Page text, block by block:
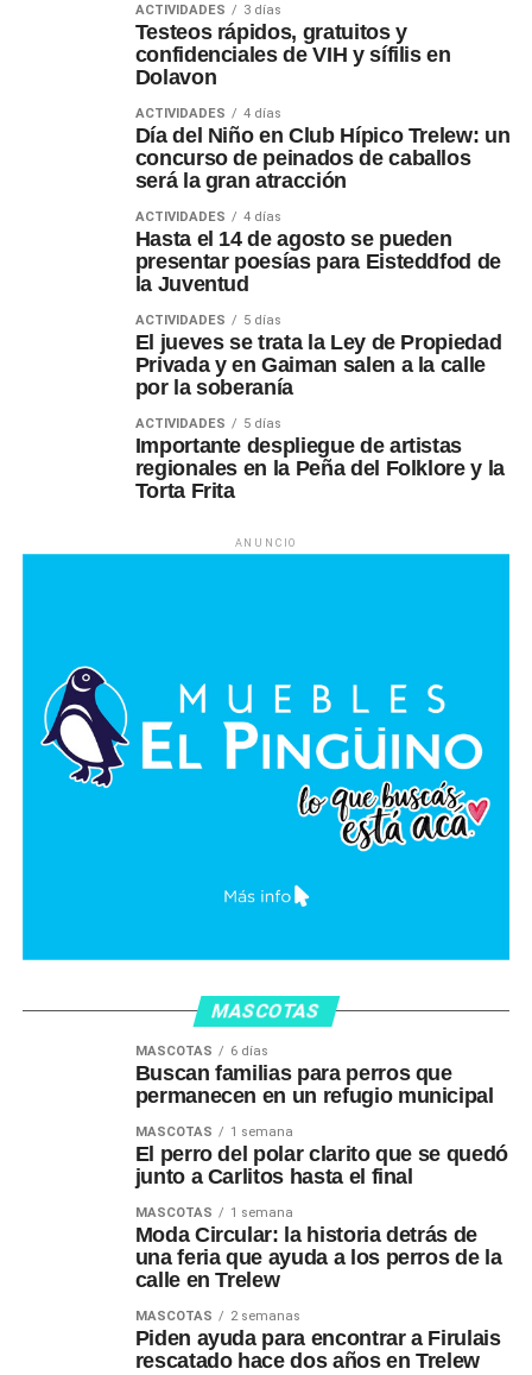
ACTIVIDADES 3 días
Testeos rápidos, gratuitos y
confidenciales de VIH y sífilis en
Dolavon
ACTIVIDADES 4 días
Día del Niño en Club Hípico Trelew: un
concurso de peinados de caballos
será la gran atracción
ACTIVIDADES 4 días
Hasta el 14 de agosto se pueden
presentar poesías para Eisteddfod de
la Juventud
ACTIVIDADES 5 días
El jueves se trata la Ley de Propiedad
Privada y en Gaiman salen a la calle
por la soberanía
ACTIVIDADES 5 días
Importante despliegue de artistas
regionales en la Peña del Folklore y la
Torta Frita
ANUNCIO
MASCOTAS
MASCOTAS 6 días
Buscan familias para perros que
permanecen en un refugio municipal
MASCOTAS 1 semana
El perro del polar clarito que se quedó
junto a Carlitos hasta el final
MASCOTAS 1 semana
Moda Circular: la historia detrás de
una feria que ayuda a los perros de la
calle en Trelew
MASCOTAS 2 semanas
Piden ayuda para encontrar a Firulais
rescatado hace dos años en Trelew